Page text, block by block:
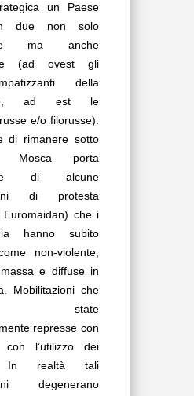
un Paese
due non solo
ma anche
(ad ovest gli
della
ad est le
e/o filorusse).
di rimanere sotto
Mosca porta
di alcune
di protesta
Euromaidan) che i
hanno subito
non-violente,
e diffuse in
Mobilitazioni che
state
represse con
l’utilizzo dei
In realtà tali
degenerano